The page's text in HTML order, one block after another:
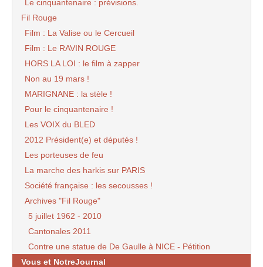
Le cinquantenaire : prévisions.
Fil Rouge
Film : La Valise ou le Cercueil
Film : Le RAVIN ROUGE
HORS LA LOI : le film à zapper
Non au 19 mars !
MARIGNANE : la stèle !
Pour le cinquantenaire !
Les VOIX du BLED
2012 Président(e) et députés !
Les porteuses de feu
La marche des harkis sur PARIS
Société française : les secousses !
Archives "Fil Rouge"
5 juillet 1962 - 2010
Cantonales 2011
Contre une statue de De Gaulle à NICE - Pétition
Vous et NotreJournal